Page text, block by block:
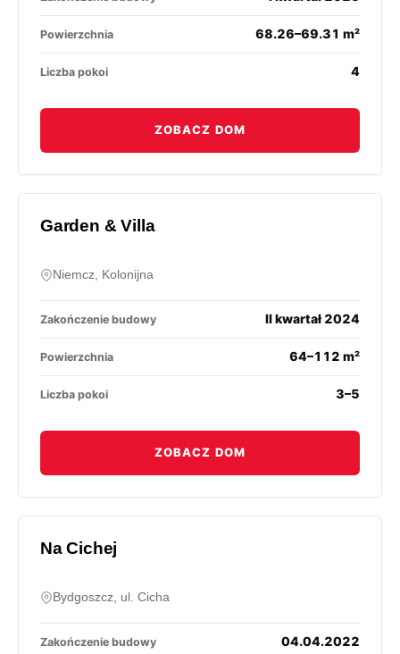
Powierzchnia 68.26–69.31 m²
Liczba pokoi 4
ZOBACZ DOM
Garden & Villa
Niemcz, Kolonijna
Zakończenie budowy II kwartał 2024
Powierzchnia 64–112 m²
Liczba pokoi 3–5
ZOBACZ DOM
Na Cichej
Bydgoszcz, ul. Cicha
Zakończenie budowy 04.04.2022